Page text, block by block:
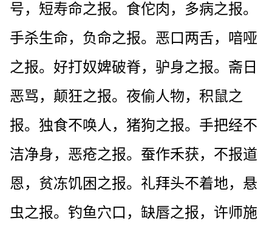
号，短寿命之报。食佗肉，多病之报。
手杀生命，负命之报。恶口两舌，喑哑
之报。好打奴婢破脊，驴身之报。斋日
恶骂，颠狂之报。夜偷人物，积鼠之
报。独食不唤人，猪狗之报。手把经不
洁净身，恶疮之报。蚕作禾获，不报道
恩，贫冻饥困之报。礼拜头不着地，悬
虫之报。钓鱼穴口，缺唇之报，许师施